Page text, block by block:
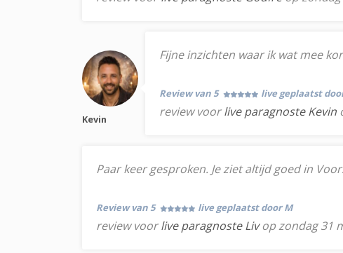
Kevin
Fijne inzichten waar ik wat mee
Review van 5 live geplaatst
review voorlive paragnoste Kevin
Paar keer gesproken. Je ziet altijd goed in
Review van 5 live geplaatst door M
review voorlive paragnoste Livop zondag 31